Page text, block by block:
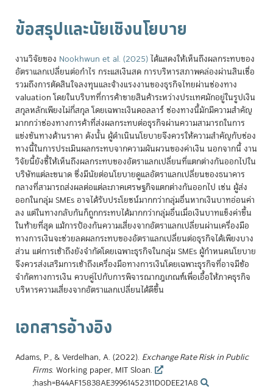
ข้อสรุปและนัยเชิงนโยบาย
งานวิจัยของ Nookhwun et al. (2025)ได้แสดงให้เห็นถึงผลกระทบของ
อัตราแลกเปลี่ยนต่อกำไร กระแสเงินสด การบริหารสภาพคล่องผ่านสินเชื่อ
รวมถึงการตัดสินใจลงทุนและจ้างแรงงานของธุรกิจไทยผ่านช่องทาง
valuation โดยในบริบทที่การค้าขายสินค้าระหว่างประเทศมักอยู่ในรูปเงิน
สกุลหลักเพียงไม่กี่สกุล โดยเฉพาะเงินดอลลาร์ ช่องทางนี้มักมีความสำคัญ
มากกว่าช่องทางการค้าที่ส่งผลกระทบต่อธุรกิจผ่านความสามารถในการ
แข่งขันทางด้านราคา ดังนั้น ผู้ดำเนินนโยบายจึงควรให้ความสำคัญกับช่อง
ทางนี้ในการประเมินผลกระทบจากความผันผวนของค่าเงิน นอกจากนี้ งาน
วิจัยนี้ยังชี้ให้เห็นถึงผลกระทบของอัตราแลกเปลี่ยนที่แตกต่างกันออกไปใน
บริษัทแต่ละขนาด ซึ่งมีนัยต่อนโยบายดูแลอัตราแลกเปลี่ยนของธนาคาร
กลางที่สามารถส่งผลต่อแต่ละภาคเศรษฐกิจแตกต่างกันออกไป เช่น ผู้ส่ง
ออกในกลุ่ม SMEs อาจได้รับประโยชน์มากกว่ากลุ่มอื่นหากเงินบาทอ่อนค่า
ลง แต่ในทางกลับกันก็ถูกกระทบได้มากกว่ากลุ่มอื่นเมื่อเงินบาทแข็งค่าขึ้น
ในท้ายที่สุด แม้การป้องกันความเสี่ยงจากอัตราแลกเปลี่ยนผ่านเครื่องมือ
ทางการเงินจะช่วยลดผลกระทบของอัตราแลกเปลี่ยนต่อธุรกิจได้เพียงบาง
ส่วน แต่การเข้าถึงยังจำกัดโดยเฉพาะธุรกิจในกลุ่ม SMEs ผู้กำหนดนโยบาย
จึงควรส่งเสริมการเข้าถึงเครื่องมือทางการเงินโดยเฉพาะธุรกิจที่อาจมีข้อ
จำกัดทางการเงิน ควบคู่ไปกับการพิจารณากฎเกณฑ์เพื่อเอื้อให้ภาคธุรกิจ
บริหารความเสี่ยงจากอัตราแลกเปลี่ยนได้ดีขึ้น
เอกสารอ้างอิง
Adams, P., & Verdelhan, A. (2022). Exchange Rate Risk in Public
Firms. Working paper, MIT Sloan.
;hash=B44AF15838AE39961452311D0DEE21A8